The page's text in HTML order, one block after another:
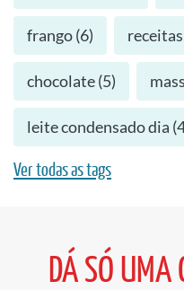
frango(6)
chocolate(5)
leite condensado dia (
Ver todas as tags
DÁ SÓ UMA